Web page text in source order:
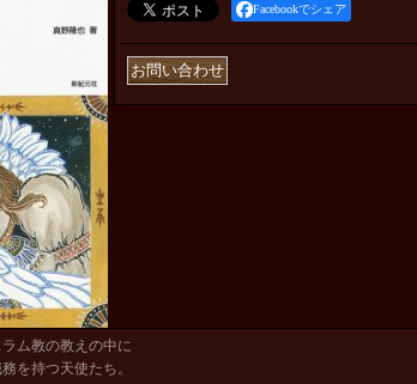
Facebookでシェア
ム教の教えの中に
を持つ天使たち。